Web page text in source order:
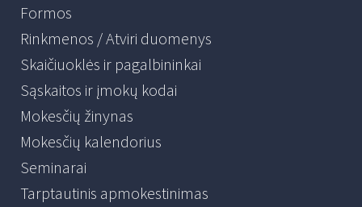
Formos
Rinkmenos / Atviri duomenys
Skaičiuoklės ir pagalbininkai
Sąskaitos ir įmokų kodai
Mokesčių žinynas
Mokesčių kalendorius
Seminarai
Tarptautinis apmokestinimas